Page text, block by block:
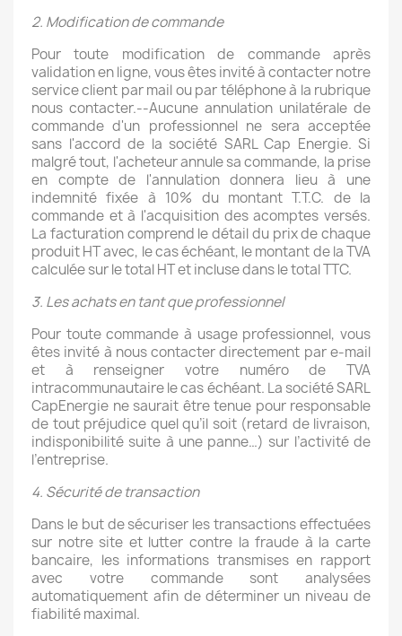
2. Modification de commande
Pour toute modification de commande après
validation en ligne, vous êtes invité à contacter notre
service client par mail ou par téléphone à la rubrique
nous contacter.--Aucune annulation unilatérale de
commande d'un professionnel ne sera acceptée
sans l'accord de la société SARL Cap Energie. Si
malgré tout, l'acheteur annule sa commande, la prise
en compte de l'annulation donnera lieu à une
indemnité fixée à 10% du montant T.T.C. de la
commande et à l'acquisition des acomptes versés.
La facturation comprend le détail du prix de chaque
produit HT avec, le cas échéant, le montant de la TVA
calculée sur le total HT et incluse dans le total TTC.
3. Les achats en tant que professionnel
Pour toute commande à usage professionnel, vous
êtes invité à nous contacter directement par e-mail
et à renseigner votre numéro de TVA
intracommunautaire le cas échéant. La société SARL
CapEnergie ne saurait être tenue pour responsable
de tout préjudice quel qu’il soit (retard de livraison,
indisponibilité suite à une panne…) sur l’activité de
l’entreprise.
4. Sécurité de transaction
Dans le but de sécuriser les transactions effectuées
sur notre site et lutter contre la fraude à la carte
bancaire, les informations transmises en rapport
avec votre commande sont analysées
automatiquement afin de déterminer un niveau de
fiabilité maximal.